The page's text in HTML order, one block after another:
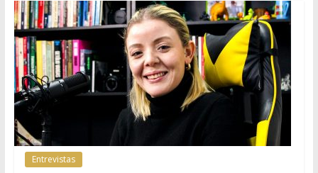
Entrevistas